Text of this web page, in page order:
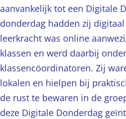
aanvankelijk tot een Digitale
donderdag hadden zij
leerkracht was online
klassen en werd daarbij
klassencöordinatoren. Zij
lokalen en hielpen bij
de rust te bewaren in de
deze Digitale Donderdag